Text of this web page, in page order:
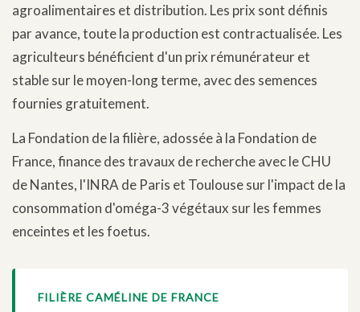
agroalimentaires et distribution. Les prix sont définis
par avance, toute la production est contractualisée. Les
agriculteurs bénéficient d'un prix rémunérateur et
stable sur le moyen-long terme, avec des semences
fournies gratuitement.
La Fondation de la filière, adossée à la Fondation de
France, finance des travaux de recherche avec le CHU
de Nantes, l'INRA de Paris et Toulouse sur l'impact de la
consommation d'oméga-3 végétaux sur les femmes
enceintes et les foetus.
FILIÈRE CAMÉLINE DE FRANCE